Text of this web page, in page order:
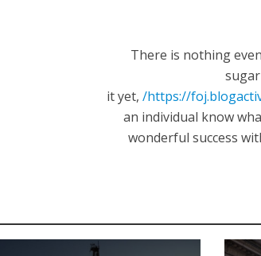
There is nothing
https://
it yet,
an individual know
wonderful success